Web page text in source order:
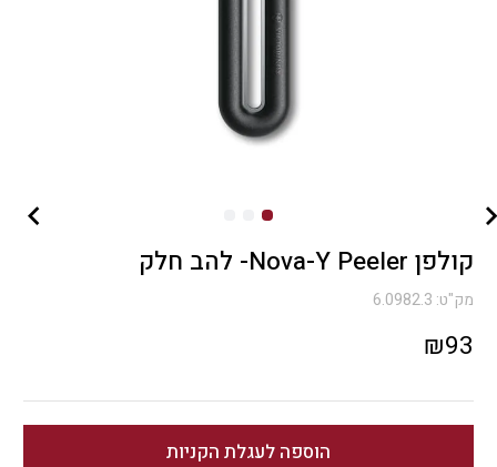
קולפן Nova-Y Peeler- להב חלק
מק"ט: 6.0982.3
₪93
הוספה לעגלת הקניות